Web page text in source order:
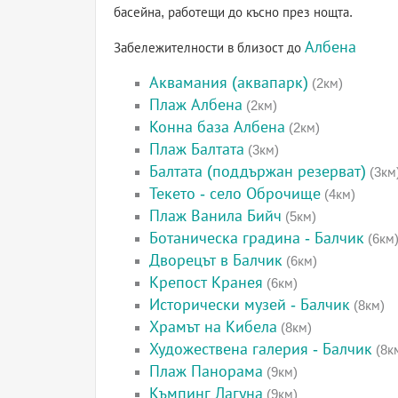
басейна, работещи до късно през нощта.
Забележителности в близост до Албена
Аквамания (аквапарк) (2км)
Плаж Албена (2км)
Конна база Албена (2км)
Плаж Балтата (3км)
Балтата (поддържан резерват)
Текето - село Оброчище (4км)
Плаж Ванила Бийч (5км)
Ботаническа градина - Балчик (6км)
Дворецът в Балчик (6км)
Крепост Кранея (6км)
Исторически музей - Балчик (8км)
Храмът на Кибела (8км)
Художествена галерия - Балчик
Плаж Панорама (9км)
Къмпинг Лагуна (9км)